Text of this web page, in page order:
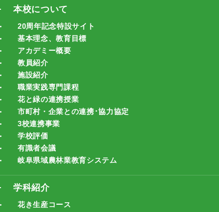
本校について
20周年記念特設サイト
基本理念、教育目標
アカデミー概要
教員紹介
施設紹介
職業実践専門課程
花と緑の連携授業
市町村・企業との連携･協力協定
3校連携事業
学校評価
有識者会議
岐阜県域農林業教育システム
学科紹介
花き生産コース